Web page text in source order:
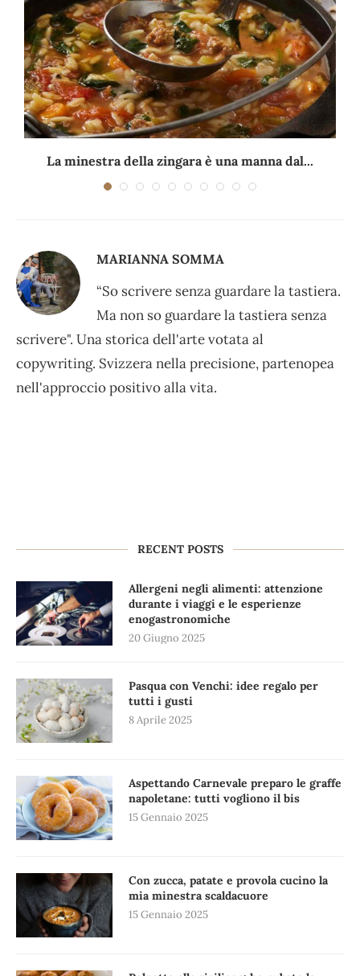
La minestra della zingara è una manna dal...
MARIANNA SOMMA
“So scrivere senza guardare la tastiera.
Ma non so guardare la tastiera senza
scrivere". Una storica dell'arte votata al
copywriting. Svizzera nella precisione, partenopea
nell'approccio positivo alla vita.
RECENT POSTS
Allergeni negli alimenti: attenzione
durante i viaggi e le esperienze
enogastronomiche
20 Giugno 2025
Pasqua con Venchi: idee regalo per
tutti i gusti
8 Aprile 2025
Aspettando Carnevale preparo le graffe
napoletane: tutti vogliono il bis
15 Gennaio 2025
Con zucca, patate e provola cucino la
mia minestra scaldacuore
15 Gennaio 2025